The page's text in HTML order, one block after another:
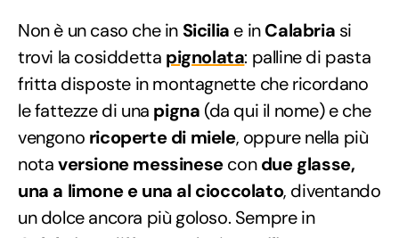
Non è un caso che in Sicilia e inCalabria si
trovi la cosiddetta pignolata: palline di pasta
fritta disposte in montagnette che ricordano
le fattezze di una pigna (da qui il nome) e che
vengono ricoperte di miele, oppure nella più
notaversione messinesecondue glasse,
una a limone e una al cioccolato, diventando
un dolce ancora più goloso. Sempre in